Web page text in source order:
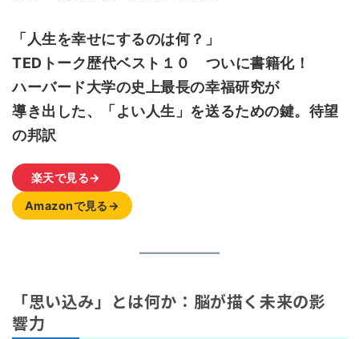
「人生を幸せにするのは何？」
TEDトーク歴代ベスト１０ ついに書籍化！
ハーバード大学の史上最長の幸福研究が
導き出した、「よい人生」を送るための鍵。待望
の邦訳
楽天で見る→
Amazonで見る→
「思い込み」とは何か：脳が描く未来の影
響力